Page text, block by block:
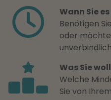
Wann Sie
Benötigen
oder
Was Sie
Welche
Sie von